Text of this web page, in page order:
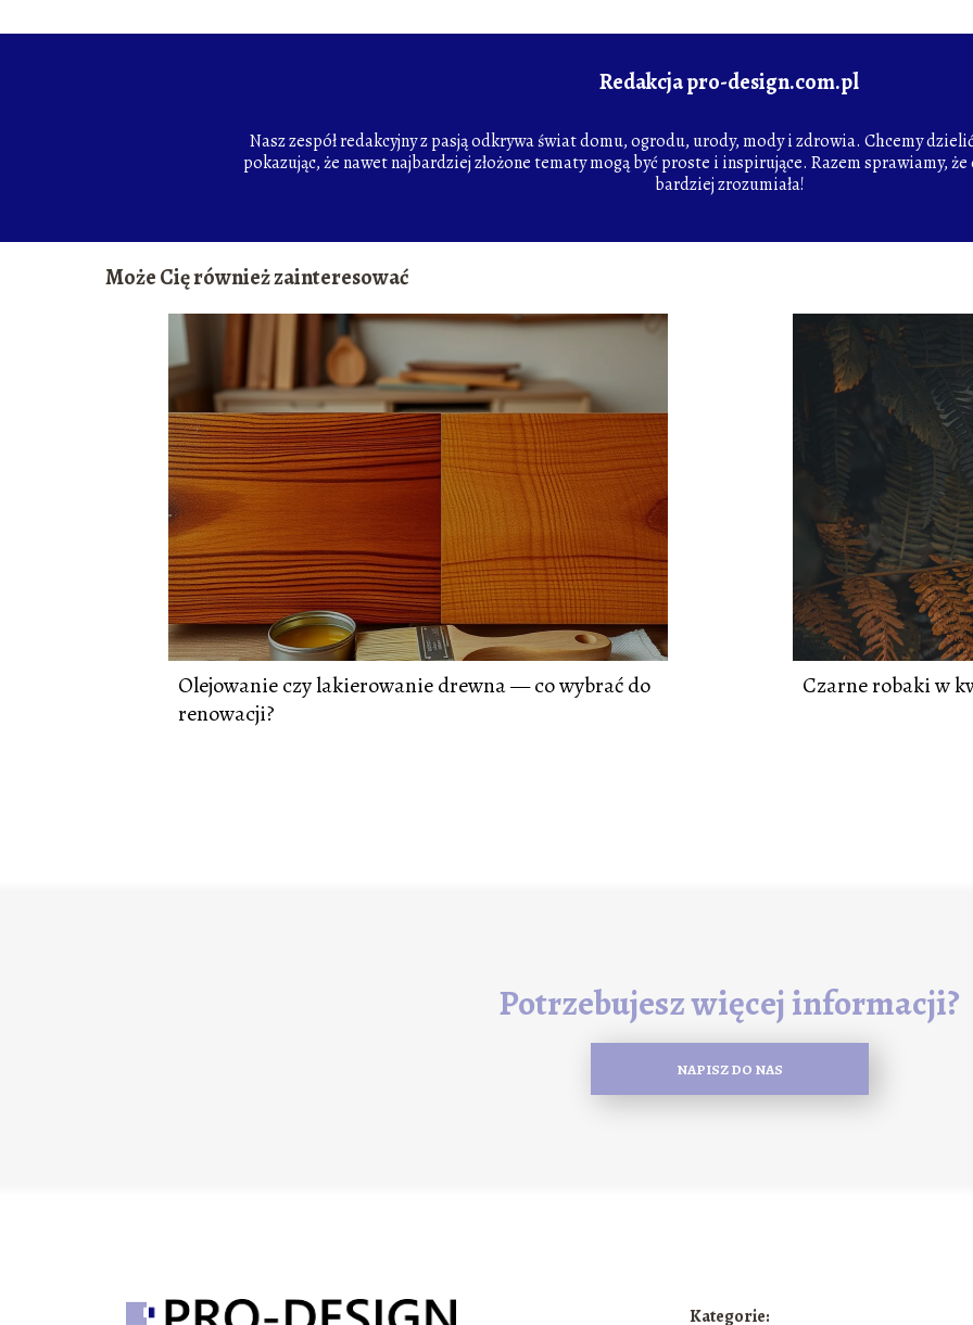
Redakcja pro-design.com.pl
Nasz zespół redakcyjny z pasją odkrywa świat domu, ogrodu, urody, mody i zdrowia. Chcemy
pokazując, że nawet najbardziej złożone tematy mogą być proste i inspirujące. Razem sprawiamy,
bardziej zrozumiała!
Może Cię również zainteresować
Olejowanie czy lakierowanie drewna — co wybrać do
renowacji?
Czarne robaki w
Potrzebujesz więcej informacji?
NAPISZ DO NAS
Kategorie: